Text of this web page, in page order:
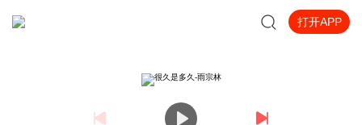
打开APP